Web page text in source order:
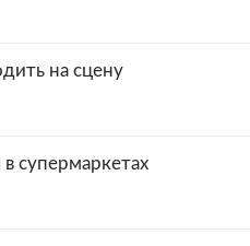
на сцену
супермаркетах